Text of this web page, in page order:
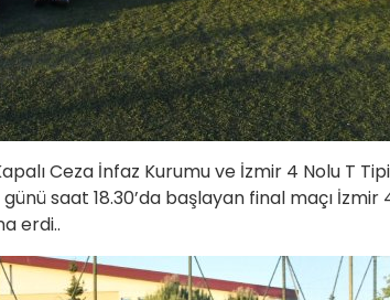
Ceza İnfaz Kurumu ve İzmir 4 Nolu T
saat 18.30’da başlayan final maçı İzmir
erdi..